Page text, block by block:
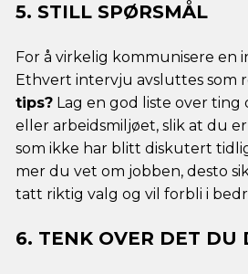
5. STILL SPØRSMÅL
For å virkelig kommunisere en
Ethvert intervju avsluttes som
tips? Lag en god liste over
eller arbeidsmiljøet, slik at du
som ikke har blitt diskutert
mer du vet om jobben, desto
tatt riktig valg og vil forbli i
6. TENK OVER DET DU